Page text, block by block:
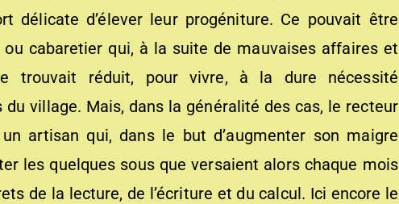
délicate d’élever leur progéniture. Ce pouvait être
cabaretier qui, à la suite de mauvaises affaires et
trouvait réduit, pour vivre, à la dure nécessité
du village. Mais, dans la généralité des cas, le recteur
artisan qui, dans le but d’augmenter son maigre
les quelques sous que versaient alors chaque mois
de la lecture, de l’écriture et du calcul. Ici encore le